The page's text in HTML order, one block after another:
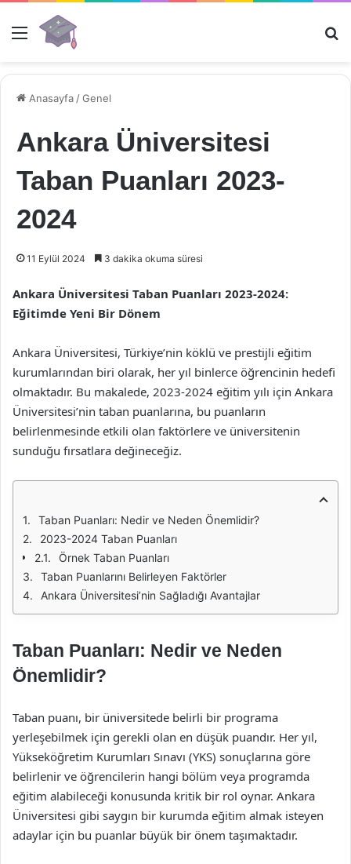
Menü
Anasayfa /Genel
Ankara Üniversitesi
Taban Puanları 2023-
2024
11 Eylül 2024 3 dakika okuma süresi
Ankara Üniversitesi Taban Puanları 2023-2024:
Eğitimde Yeni Bir Dönem
Ankara Üniversitesi, Türkiye’nin köklü ve prestijli eğitim
kurumlarından biri olarak, her yıl binlerce öğrencinin hedefi
olmaktadır. Bu makalede, 2023-2024 eğitim yılı için Ankara
Üniversitesi’nin taban puanlarına, bu puanların
belirlenmesinde etkili olan faktörlere ve üniversitenin
sunduğu fırsatlara değineceğiz.
Taban Puanları: Nedir ve Neden Önemlidir?
2023-2024 Taban Puanları
Örnek Taban Puanları
Taban Puanlarını Belirleyen Faktörler
Ankara Üniversitesi’nin Sağladığı Avantajlar
Taban Puanları: Nedir ve Neden
Önemlidir?
Taban puanı, bir üniversitede belirli bir programa
yerleşebilmek için gerekli olan en düşük puandır. Her yıl,
Yükseköğretim Kurumları Sınavı (YKS) sonuçlarına göre
belirlenir ve öğrencilerin hangi bölüm veya programda
eğitim alabileceği konusunda kritik bir rol oynar. Ankara
Üniversitesi gibi saygın bir kurumda eğitim almak isteyen
adaylar için bu puanlar büyük bir önem taşımaktadır.